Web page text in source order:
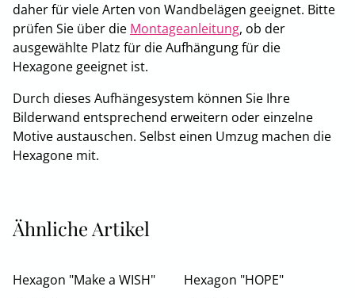
daher für viele Arten von Wandbelägen geeignet. Bitte
prüfen Sie über die Montageanleitung, ob der
ausgewählte Platz für die Aufhängung für die
Hexagone geeignet ist.
Durch dieses Aufhängesystem können Sie Ihre
Bilderwand entsprechend erweitern oder einzelne
Motive austauschen. Selbst einen Umzug machen die
Hexagone mit.
Ähnliche Artikel
Hexagon "Make a WISH"
Hexagon "HOPE"